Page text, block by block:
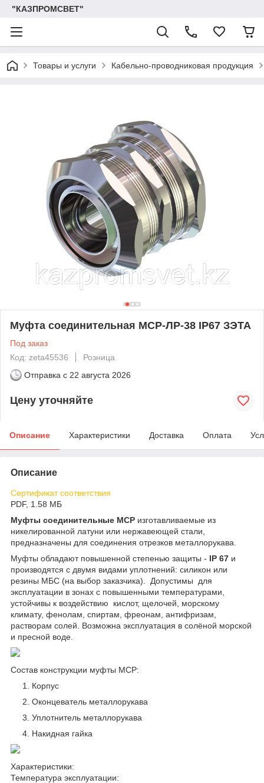
"КАЗПРОМСВЕТ"
Товары и услуги Кабельно-проводниковая продукция
Муфта соединительная МСР-ЛР-38 IP67 ЗЭТА
Под заказ
Код: zeta45536
Розница
Отправка с 22 августа 2026
Цену уточняйте
Описание Характеристики Доставка Оплата
Описание
Сертификат соответствия
PDF, 1.58 МБ
Муфты соединительные МСР изготавливаемые из
никелированной латуни или нержавеющей стали,
предназначены для соединения отрезков металлорукава.
Муфты обладают повышенной степенью защиты - IP 67 и
производятся с двумя видами уплотнений: силикон или
резины МБС (на выбор заказчика). Допустимы для
эксплуатации в зонах с повышенными температурами,
устойчивы к воздействию кислот, щелочей, морскому
климату, фенолам, спиртам, фреонам, антифризам,
растворам солей. Возможна эксплуатация в солёной морской
и пресной воде.
Состав конструкции муфты МСР:
Корпус
Оконцеватель металлорукава
Уплотнитель металлорукава
Накидная гайка
Характеристики:
Температура эксплуатации: